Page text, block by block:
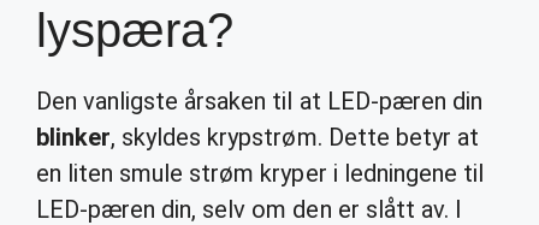
lyspæra?
Den vanligste årsaken til at LED-pæren din
blinker, skyldes krypstrøm. Dette betyr at
en liten smule strøm kryper i ledningene til
LED-pæren din, selv om den er slått av. I